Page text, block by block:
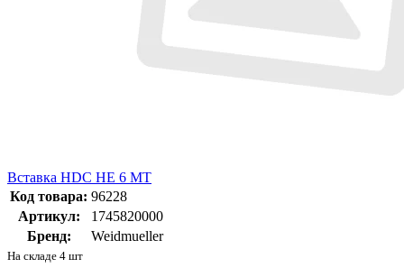
Вставка HDC HE 6 MT
Код товара: 96228
Артикул:
1745820000
Бренд:
Weidmueller
На складе 4 шт